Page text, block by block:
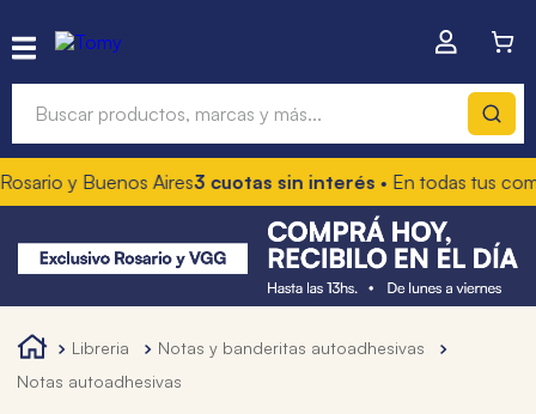
y Buenos Aires3 cuotas sin interés• En todas tus
libreria
notas y banderitas autoadhesivas
notas autoadhesivas
Términos más buscados
1.
hot wheels
3
4
marcadores